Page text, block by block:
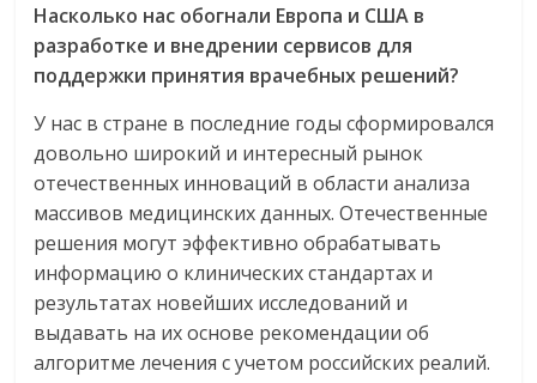
Насколько нас обогнали Европа и США в
разработке и внедрении сервисов для
поддержки принятия врачебных решений?
У нас в стране в последние годы сформировался
довольно широкий и интересный рынок
отечественных инноваций в области анализа
массивов медицинских данных. Отечественные
решения могут эффективно обрабатывать
информацию о клинических стандартах и
результатах новейших исследований и
выдавать на их основе рекомендации об
алгоритме лечения с учетом российских реалий.